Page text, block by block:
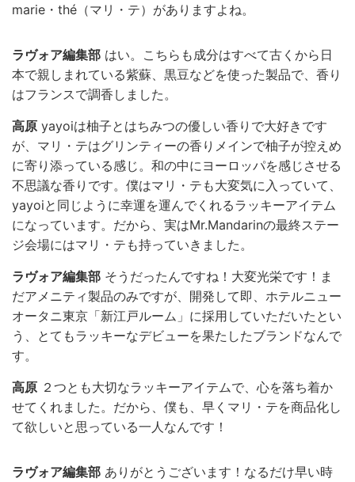
marie・thé（マリ・テ）がありますよね。
ラヴォア編集部 はい。こちらも成分はすべて古くから日
本で親しまれている紫蘇、黒豆などを使った製品で、香り
はフランスで調香しました。
高原 yayoiは柚子とはちみつの優しい香りで大好きです
が、マリ・テはグリンティーの香りメインで柚子が控えめ
に寄り添っている感じ。和の中にヨーロッパを感じさせる
不思議な香りです。僕はマリ・テも大変気に入っていて、
yayoiと同じように幸運を運んでくれるラッキーアイテム
になっています。だから、実はMr.Mandarinの最終ステー
ジ会場にはマリ・テも持っていきました。
ラヴォア編集部 そうだったんですね！大変光栄です！ま
だアメニティ製品のみですが、開発して即、ホテルニュー
オータニ東京「新江戸ルーム」に採用していただいたとい
う、とてもラッキーなデビューを果たしたブランドなんで
す。
高原 ２つとも大切なラッキーアイテムで、心を落ち着か
せてくれました。だから、僕も、早くマリ・テを商品化し
て欲しいと思っている一人なんです！
ラヴォア編集部 ありがとうございます！なるだけ早い時